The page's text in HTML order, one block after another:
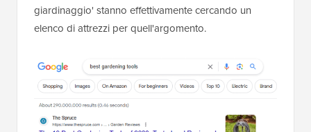
giardinaggio' stanno effettivamente cercando un
elenco di attrezzi per quell'argomento.